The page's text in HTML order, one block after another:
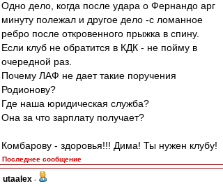
Одно дело, когда после удара о Фернандо арг
минуту полежал и другое дело -с ломанное
ребро после откровенного прыжка в спину.
Если клуб не обратится в КДК - не пойму в
очередной раз.
Почему ЛАФ не дает такие поручения
Родионову?
Где наша юридическая служба?
Она за что зарплату получает?
Комбарову - здоровья!!! Дима! Ты нужен клубу!
Последнее сообщение
utaalex -